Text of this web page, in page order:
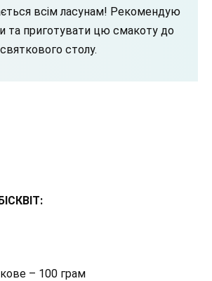
всім ласунам! Рекомендую
та приготувати цю смакоту до
столу.
– 100 грам